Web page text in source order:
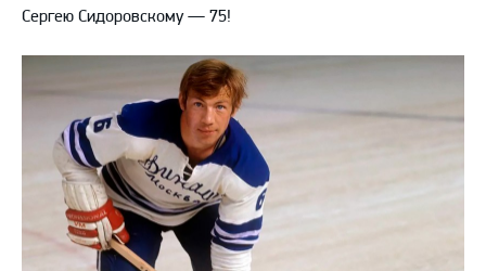
Сергею Сидоровскому — 75!